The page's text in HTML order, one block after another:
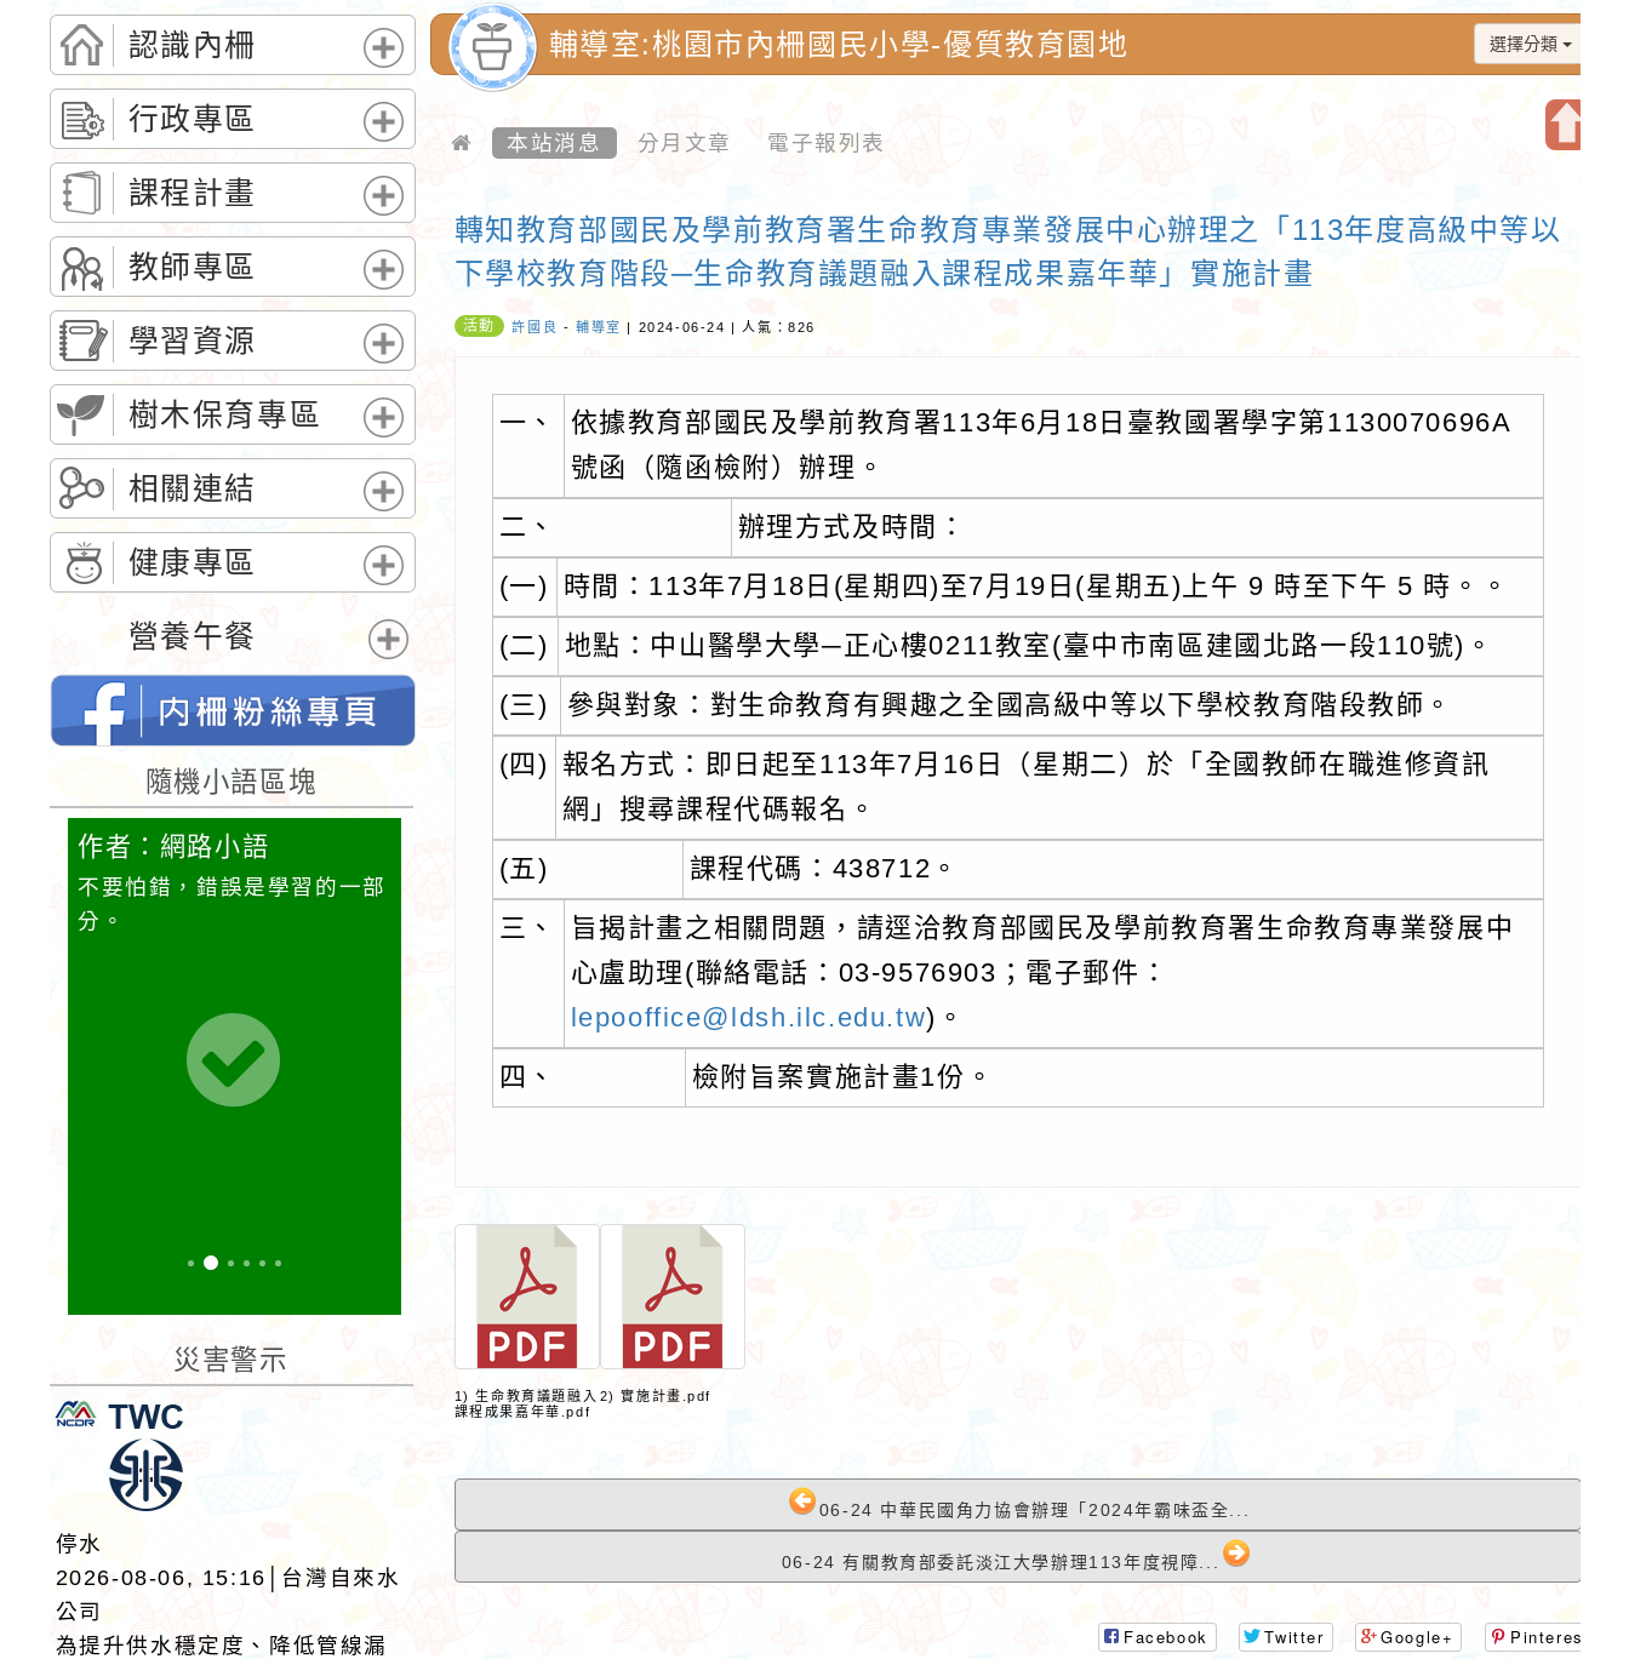
認識內柵
展
開
選
單
行政專區
展
開
選
單
課程計畫
展
開
選
單
教師專區
展
開
選
單
學習資源
展
開
選
單
樹木保育專區
展
開
選
單
相關連結
展
開
選
單
健康專區
展
開
選
單
營養午餐
展
開
選
隨機小語區塊
作者：網路小語
不要怕錯，錯誤是學習的一部
分。
作者：網路小語
活著一天，就是有福氣，就該
珍惜。當我哭泣我沒有鞋子穿
的時候，我發現有人卻沒有
作者：網路小語
你今天學的每一點東西，未來
都會變成你的超能力！
作者：網路小語
不努力就看不到任何改變。
作者：網路小語
子也沒有走出命運
災害警示
停水
2026-08-06, 15:16│台灣自來水
公司
為提升供水穩定度、降低管線漏
上
選擇分類
輔導室:桃園市內柵國民小學-優質教育園地
本站消息 分月文章 電子報列表
轉知教育部國民及學前教育署生命教育專業發展中心辦理之「113年度高級中等以
下學校教育階段─生命教育議題融入課程成果嘉年華」實施計畫
活動 許國良 - 輔導室 | 2024-06-24 | 人氣：826
一、
依據教育部國民及學前教育署113年6月18日臺教國署學字第1130070696A
號函（隨函檢附）辦理。
二、
辦理方式及時間：
(一)
時間：113年7月18日(星期四)至7月19日(星期五)上午 9 時至下午 5 時。。
(二)
地點：中山醫學大學─正心樓0211教室(臺中市南區建國北路一段110號)。
(三)
參與對象：對生命教育有興趣之全國高級中等以下學校教育階段教師。
(四) 報名方式：即日起至113年7月16日（星期二）於「全國教師在職進修資訊
網」搜尋課程代碼報名。
(五)
課程代碼：438712。
三、
旨揭計畫之相關問題，請逕洽教育部國民及學前教育署生命教育專業發展中
心盧助理(聯絡電話：03-9576903；電子郵件：
lepooffice@ldsh.ilc.edu.tw)。
四、
檢附旨案實施計畫1份。
1) 生命教育議題融入
課程成果嘉年華.pdf
2) 實施計畫.pdf
06-24 中華民國角力協會辦理「2024年霸味盃全...
06-24 有關教育部委託淡江大學辦理113年度視障...
Facebook Twitter Google+ Pinterest